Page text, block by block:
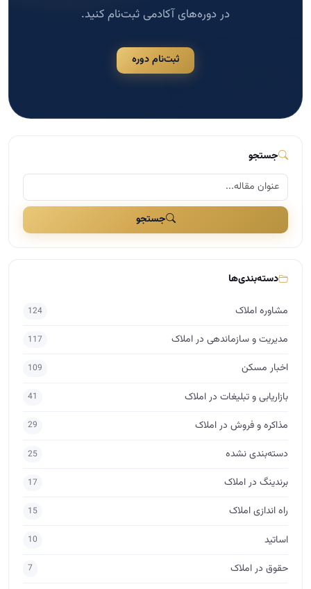
در دوره‌های آکادمی ثبت‌نام کنید.
ثبت‌نام دوره
جستجو
جستجو
دسته‌بندی‌ها
مشاوره املاک 124
مدیریت و سازماندهی در املاک 117
اخبار مسکن 109
بازاریابی و تبلیغات در املاک 41
مذاکره و فروش در املاک 29
دسته‌بندی نشده 25
برندینگ در املاک 17
راه اندازی املاک 15
اساتید 10
حقوق در املاک 7